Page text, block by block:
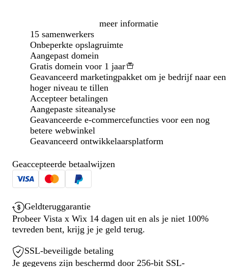
meer informatie
15 samenwerkers
Onbeperkte opslagruimte
Aangepast domein
Gratis domein voor 1 jaar
Geavanceerd marketingpakket om je bedrijf naar een
hoger niveau te tillen
Accepteer betalingen
Aangepaste siteanalyse
Geavanceerde e-commercefuncties voor een nog
betere webwinkel
Geavanceerd ontwikkelaarsplatform
Geaccepteerde betaalwijzen
Geldteruggarantie
Probeer Vista x Wix 14 dagen uit en als je niet 100%
tevreden bent, krijg je je geld terug.
SSL-beveiligde betaling
Je gegevens zijn beschermd door 256-bit SSL-